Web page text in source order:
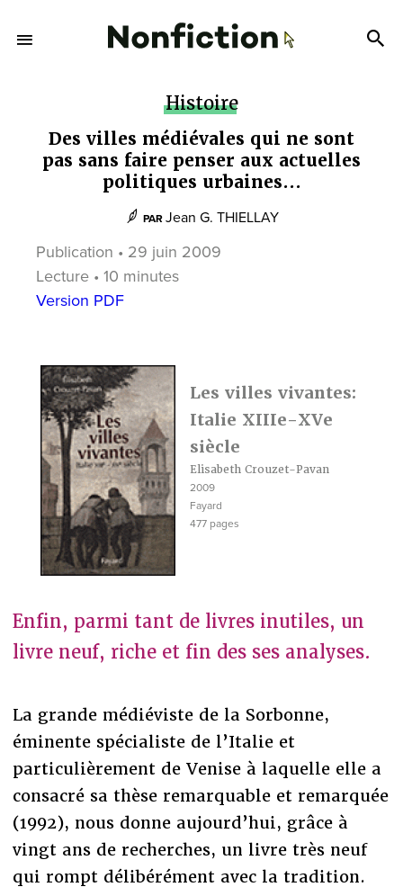
Histoire
Des villes médiévales qui ne sont
pas sans faire penser aux actuelles
politiques urbaines...
PAR Jean G. THIELLAY
Publication • 29 juin 2009
Lecture • 10 minutes
Version PDF
Les villes vivantes:
Italie XIIIe-XVe
siècle
Elisabeth Crouzet-Pavan
2009
Fayard
477 pages
Enfin, parmi tant de livres inutiles, un
livre neuf, riche et fin des ses analyses.
La grande médiéviste de la Sorbonne,
éminente spécialiste de l’Italie et
particulièrement de Venise à laquelle elle a
consacré sa thèse remarquable et remarquée
(1992), nous donne aujourd’hui, grâce à
vingt ans de recherches, un livre très neuf
qui rompt délibérément avec la tradition.